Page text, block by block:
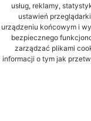
usług, reklamy,
ustawień
urządzeniu końcowym i
bezpiecznego
zarządzać plikami
informacji o tym jak